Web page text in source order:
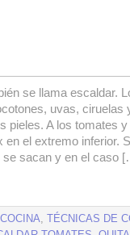
se llama escaldar.
uvas, ciruelas
pieles. A los tomates
en el extremo inferior.
se sacan y en el caso
COCINA,
TÉCNICAS DE